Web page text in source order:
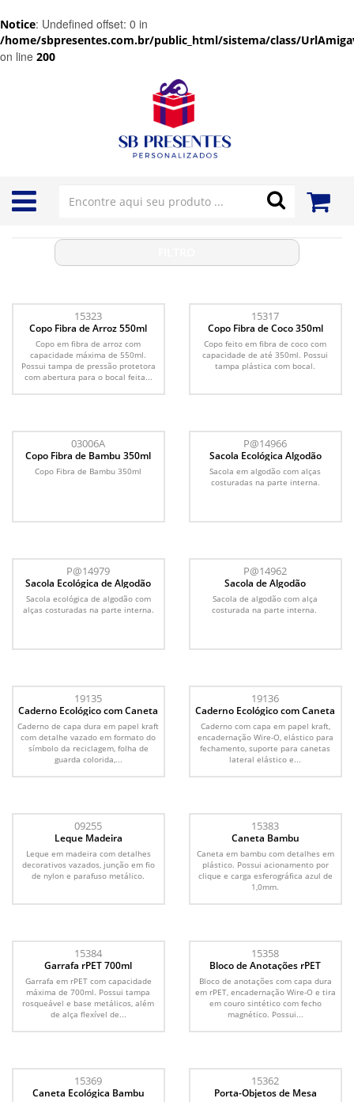
Notice: Undefined offset: 0 in
/home/sbpresentes.com.br/public_html/sistema/class/
on line 200
15323
Copo Fibra de Arroz 550ml
Copo em fibra de arroz com
capacidade máxima de 550ml.
Possui tampa de pressão protetora
com abertura para o bocal feita...
15317
Copo Fibra de Coco 350ml
Copo feito em fibra de coco com
capacidade de até 350ml. Possui
tampa plástica com bocal.
03006A
Copo Fibra de Bambu 350ml
Copo Fibra de Bambu 350ml
P@14966
Sacola Ecológica Algodão
Sacola em algodão com alças
costuradas na parte interna.
P@14979
Sacola Ecológica de Algodão
Sacola ecológica de algodão com
alças costuradas na parte interna.
P@14962
Sacola de Algodão
Sacola de algodão com alça
costurada na parte interna.
19135
Caderno Ecológico com Caneta
Caderno de capa dura em papel kraft
com detalhe vazado em formato do
símbolo da reciclagem, folha de
guarda colorida,...
19136
Caderno Ecológico com Caneta
Caderno com capa em papel kraft,
encadernação Wire-O, elástico para
fechamento, suporte para canetas
lateral elástico e...
09255
Leque Madeira
Leque em madeira com detalhes
decorativos vazados, junção em fio
de nylon e parafuso metálico.
15383
Caneta Bambu
Caneta em bambu com detalhes em
plástico. Possui acionamento por
clique e carga esferográfica azul de
1,0mm.
15384
Garrafa rPET 700ml
Garrafa em rPET com capacidade
máxima de 700ml. Possui tampa
rosqueável e base metálicos, além
de alça flexível de...
15358
Bloco de Anotações rPET
Bloco de anotações com capa dura
em rPET, encadernação Wire-O e tira
em couro sintético com fecho
magnético. Possui...
15369
Caneta Ecológica Bambu
15362
Porta-Objetos de Mesa